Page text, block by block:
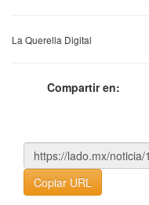
La Querella Digital
Compartir en:
Copiar URL